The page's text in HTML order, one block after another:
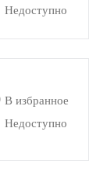
Недоступно
В избранное
Недоступно